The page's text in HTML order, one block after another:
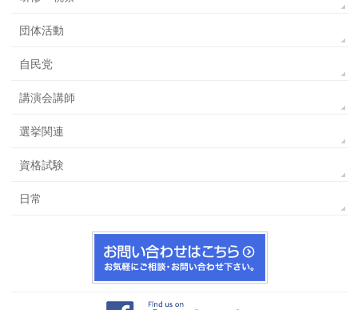
団体活動
自民党
講演会講師
選挙関連
資格試験
日常